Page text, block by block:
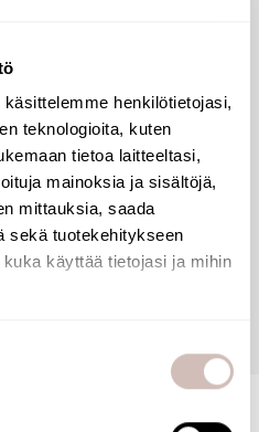
käsittelemme henkilötietojasi,
teknologioita, kuten
tietoa laitteeltasi,
mainoksia ja sisältöjä,
mittauksia, saada
sekä tuotekehitykseen
käyttää tietojasi ja mihin
sijainnistasi,
sen ominaispiirteitä